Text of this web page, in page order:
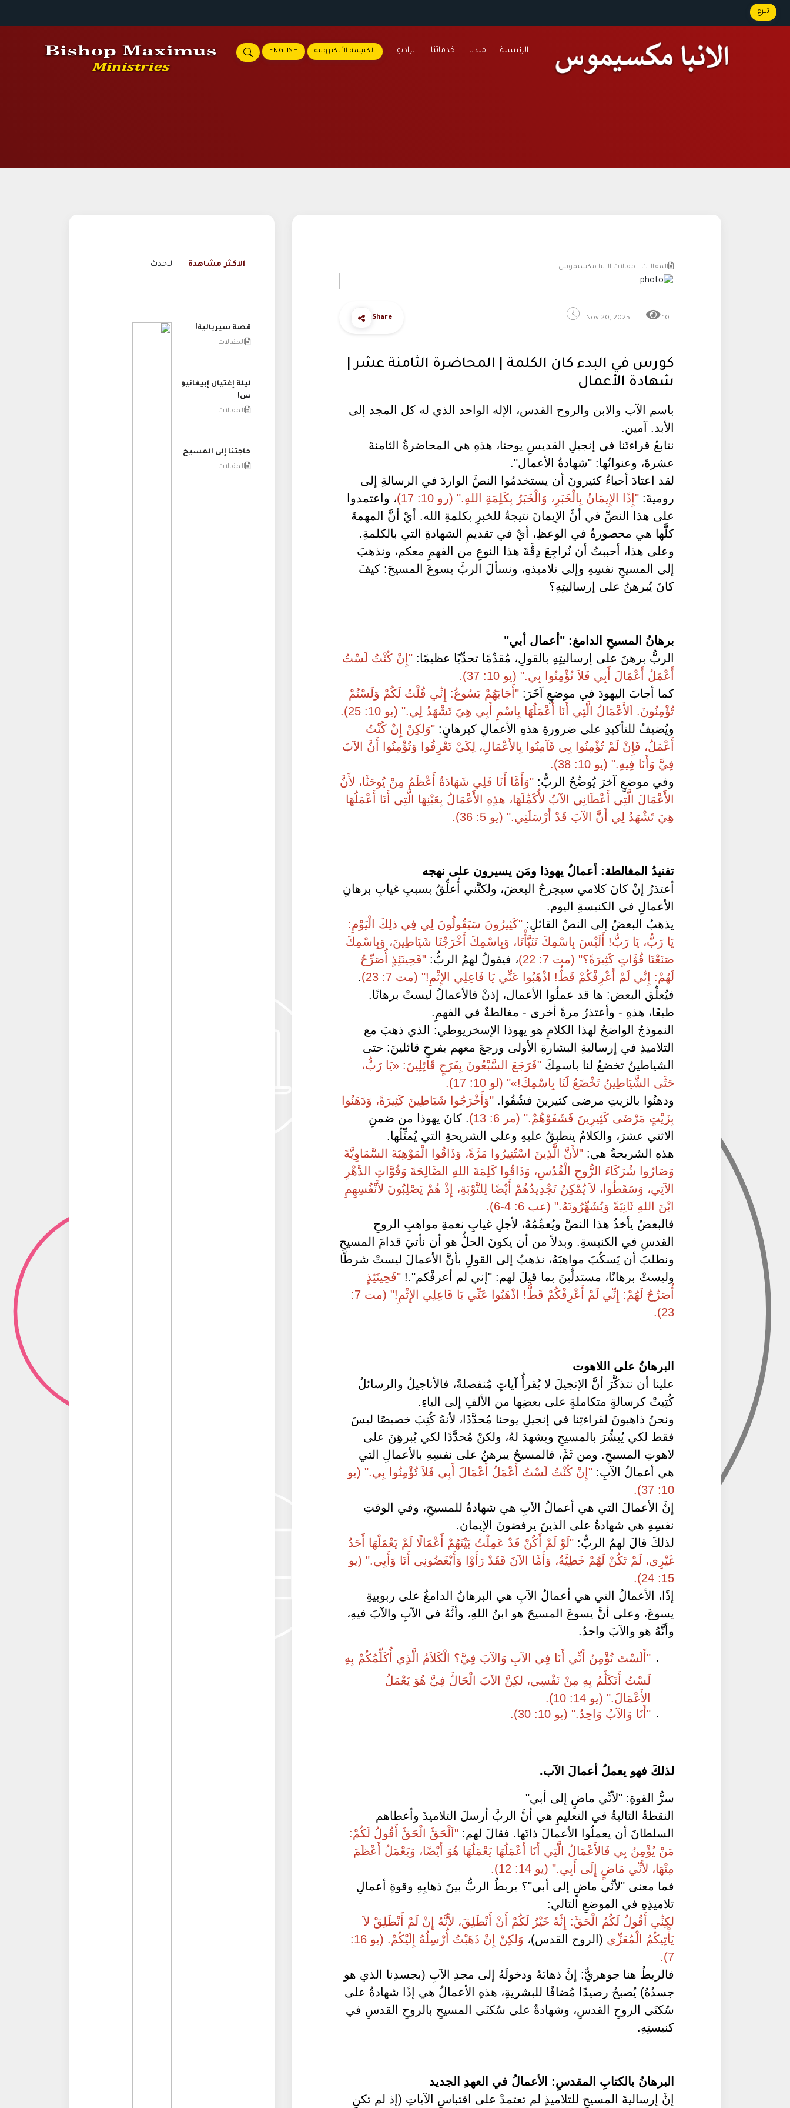
تبرع
ENGLISH الكنيسة الألكترونية الراديو خدماتنا ميديا الرئيسية
المقالات - مقالات الانبا مكسيموس -
Nov 20, 2025 10
Share
كورس في البدء كان الكلمة | المحاضرة الثامنة عشر |
شهادة الأعمال
باسم الآب والابن والروح القدس، الإله الواحد الذي له كل المجد إلى
الأبد. آمين.
نتابعُ قراءتَنا في إنجيلِ القديسِ يوحنا، هذهِ هي المحاضرةُ الثامنةَ
عشرةَ، وعنوانُها: "شهادةُ الأعمال".
لقد اعتادَ أحباءٌ كثيرونَ أن يستخدمُوا النصَّ الواردَ في الرسالةِ إلى
روميةَ: "إِذًا الإِيمَانُ بِالْخَبَرِ، وَالْخَبَرُ بِكَلِمَةِ اللهِ." (رو 10: 17)
، واعتمدوا
على هذا النصِّ في أنَّ الإيمانَ نتيجةٌ للخبرِ بكلمةِ الله. أيْ أنَّ المهمةَ
كلَّها هي محصورةٌ في الوعظِ، أيْ في تقديمِ الشهادةِ التي بالكلمةِ.
وعلى هذا، أحببتُ أن نُراجِعَ دِقَّةَ هذا النوعِ من الفهمِ معكم، ونذهبَ
إلى المسيحِ نفسِهِ وإلى تلاميذهِ، ونسألَ الربَّ يسوعَ المسيحَ: كيفَ
كانَ يُبرهنُ على إرساليتِهِ؟
برهانُ المسيحِ الدامغ: "أعمال أبي"
الربُّ برهنَ على إرساليتِهِ بالقولِ، مُقدِّمًا تحدِّيًا عظيمًا: "إِنْ كُنْتُ لَسْتُ
أَعْمَلُ أَعْمَالَ أَبِي فَلاَ تُؤْمِنُوا بِي." (يو 10: 37).
كما أجابَ اليهودَ في موضعٍ آخَرَ: "أَجَابَهُمْ يَسُوعُ: إِنِّي قُلْتُ لَكُمْ وَلَسْتُمْ
تُؤْمِنُونَ. اَلأَعْمَالُ الَّتِي أَنَا أَعْمَلُهَا بِاسْمِ أَبِي هِيَ تَشْهَدُ لِي." (يو 10: 25).
ويُضيفُ للتأكيدِ على ضرورةِ هذهِ الأعمالِ كبرهانٍ: "وَلكِنْ إِنْ كُنْتُ
أَعْمَلُ، فَإِنْ لَمْ تُؤْمِنُوا بِي فَآمِنُوا بِالأَعْمَالِ، لِكَيْ تَعْرِفُوا وَتُؤْمِنُوا أَنَّ الآبَ
فِيَّ وَأَنَا فِيهِ." (يو 10: 38).
وفي موضعٍ آخرَ يُوضِّحُ الربُّ: "وَأَمَّا أَنَا فَلِي شَهَادَةٌ أَعْظَمُ مِنْ يُوحَنَّا، لأَنَّ
الأَعْمَالَ الَّتِي أَعْطَانِي الآبُ لأُكَمِّلَهَا، هذِهِ الأَعْمَالُ بِعَيْنِهَا الَّتِي أَنَا أَعْمَلُهَا
هِيَ تَشْهَدُ لِي أَنَّ الآبَ قَدْ أَرْسَلَنِي." (يو 5: 36).
تفنيدُ المغالطة: أعمالُ يهوذا ومَن يسيرون على نهجه
أعتذرُ إنْ كانَ كلامي سيجرحُ البعضَ، ولكنَّني أُعلِّقُ بسببِ غيابِ برهانِ
الأعمالِ في الكنيسةِ اليوم.
يذهبُ البعضُ إلى النصِّ القائلِ: "كَثِيرُونَ سَيَقُولُونَ لِي فِي ذلِكَ الْيَوْمِ:
يَا رَبُّ، يَا رَبُّ! أَلَيْسَ بِاسْمِكَ تَنَبَّأْنَا، وَبِاسْمِكَ أَخْرَجْنَا شَيَاطِينَ، وَبِاسْمِكَ
صَنَعْنَا قُوَّاتٍ كَثِيرَةً؟" (مت 7: 22)
، فيقولُ لهمُ الربُّ: "فَحِينَئِذٍ أُصَرِّحُ
لَهُمْ: إِنِّي لَمْ أَعْرِفْكُمْ قَطُّ! اذْهَبُوا عَنِّي يَا فَاعِلِي الإِثْمِ!" (مت 7: 23)
.
فيُعلِّق البعض: ها قد عملُوا الأعمال، إذنْ فالأعمالُ ليستْ برهانًا.
طبعًا، هذهِ - وأعتذرُ مرةً أخرى - مغالطةٌ في الفهمِ.
النموذجُ الواضحُ لهذا الكلامِ هو يهوذا الإسخريوطي: الذي ذهبَ مع
التلاميذِ في إرساليةِ البشارةِ الأولى ورجعَ معهم بفرحٍ قائلينَ: حتى
الشياطينُ تخضعُ لنا باسمِكَ "فَرَجَعَ السَّبْعُونَ بِفَرَحٍ قَائِلِينَ: «يَا رَبُّ،
حَتَّى الشَّيَاطِينُ تَخْضَعُ لَنَا بِاسْمِكَ!»" (لو 10: 17).
ودهنُوا بالزيتِ مرضى كثيرينَ فشُفُوا. "وَأَخْرَجُوا شَيَاطِينَ كَثِيرَةً، وَدَهَنُوا
بِزَيْتٍ مَرْضَى كَثِيرِينَ فَشَفَوْهُمْ." (مر 6: 13)
. كانَ يهوذا من ضمنِ
الاثني عشرَ، والكلامُ ينطبقُ عليهِ وعلى الشريحةِ التي يُمثِّلُها.
هذهِ الشريحةُ هي: "لأَنَّ الَّذِينَ اسْتُنِيرُوا مَرَّةً، وَذَاقُوا الْمَوْهِبَةَ السَّمَاوِيَّةَ
وَصَارُوا شُرَكَاءَ الرُّوحِ الْقُدُسِ، وَذَاقُوا كَلِمَةَ اللهِ الصَّالِحَةَ وَقُوَّاتِ الدَّهْرِ
الآتِي، وَسَقَطُوا، لاَ يُمْكِنُ تَجْدِيدُهُمْ أَيْضًا لِلتَّوْبَةِ، إِذْ هُمْ يَصْلِبُونَ لأَنْفُسِهِمِ
ابْنَ اللهِ ثَانِيَةً وَيُشَهِّرُونَهُ." (عب 6: 4-6).
فالبعضُ يأخذُ هذا النصَّ ويُعمِّمُهُ، لأجلِ غيابِ نعمةِ مواهبِ الروحِ
القدسِ في الكنيسةِ. وبدلاً من أن يكونَ الحلُّ هو أن نأتيَ قدامَ المسيحِ
ونطلبَ أن يَسكُبَ مواهبَهُ، نذهبُ إلى القولِ بأنَّ الأعمالَ ليستْ شرطًا
وليستْ برهانًا، مستدلِّينَ بما قيلَ لهم: "إني لم أعرفْكم".! "فَحِينَئِذٍ
أُصَرِّحُ لَهُمْ: إِنِّي لَمْ أَعْرِفْكُمْ قَطُّ! اذْهَبُوا عَنِّي يَا فَاعِلِي الإِثْمِ!" (مت 7:
23).
البرهانُ على اللاهوت
علينا أن نتذكَّرَ أنَّ الإنجيلَ لا يُقرأُ آياتٍ مُنفصلةً، فالأناجيلُ والرسائلُ
كُتِبتْ كرسالةٍ متكاملةٍ على بعضِها من الألفِ إلى الياءِ.
ونحنُ ذاهبونَ لقراءتِنا في إنجيلِ يوحنا مُحدَّدًا، لأنهُ كُتِبَ خصيصًا ليسَ
فقط لكي يُبشِّرَ بالمسيحِ ويشهدَ لهُ، ولكنْ مُحدَّدًا لكي يُبرهِنَ على
لاهوتِ المسيحِ. ومن ثَمَّ، فالمسيحُ يبرهنُ على نفسِهِ بالأعمالِ التي
هي أعمالُ الآبِ: "إِنْ كُنْتُ لَسْتُ أَعْمَلُ أَعْمَالَ أَبِي فَلاَ تُؤْمِنُوا بِي." (يو
10: 37).
إنَّ الأعمالَ التي هي أعمالُ الآبِ هي شهادةٌ للمسيحِ، وفي الوقتِ
نفسِهِ هي شهادةٌ على الذينَ يرفضونَ الإيمان.
لذلكَ قالَ لهمُ الربُّ: "لَوْ لَمْ أَكُنْ قَدْ عَمِلْتُ بَيْنَهُمْ أَعْمَالًا لَمْ يَعْمَلْهَا أَحَدٌ
غَيْرِي، لَمْ تَكُنْ لَهُمْ خَطِيَّةٌ، وَأَمَّا الآنَ فَقَدْ رَأَوْا وَأَبْغَضُونِي أَنَا وَأَبِي." (يو
15: 24).
إذًا، الأعمالُ التي هي أعمالُ الآبِ هي البرهانُ الدامغُ على ربوبيةِ
يسوعَ، وعلى أنَّ يسوعَ المسيحَ هو ابنُ اللهِ، وأنَّهُ في الآبِ والآبَ فيهِ،
وأنَّهُ هو والآبَ واحدٌ.
"أَلَسْتَ تُؤْمِنُ أَنِّي أَنَا فِي الآبِ وَالآبَ فِيَّ؟ الْكَلاَمُ الَّذِي أُكَلِّمُكُمْ بِهِ
لَسْتُ أَتَكَلَّمُ بِهِ مِنْ نَفْسِي، لكِنَّ الآبَ الْحَالَّ فِيَّ هُوَ يَعْمَلُ
الأَعْمَالَ." (يو 14: 10).
"أَنَا وَالآبُ وَاحِدٌ." (يو 10: 30).
لذلكَ فهو يعملُ أعمالَ الآب.
سرُّ القوةِ: "لأنِّي ماضٍ إلى أبي"
النقطةُ التاليةُ في التعليمِ هي أنَّ الربَّ أرسلَ التلاميذَ وأعطاهم
السلطانَ أن يعملُوا الأعمالَ ذاتَها. فقالَ لهم: "اَلْحَقَّ الْحَقَّ أَقُولُ لَكُمْ:
مَنْ يُؤْمِنُ بِي فَالأَعْمَالُ الَّتِي أَنَا أَعْمَلُهَا يَعْمَلُهَا هُوَ أَيْضًا، وَيَعْمَلُ أَعْظَمَ
مِنْهَا، لأَنِّي مَاضٍ إِلَى أَبِي." (يو 14: 12).
فما معنى "لأنِّي ماضٍ إلى أبي"؟ يربطُ الربُّ بينَ ذهابِهِ وقوةِ أعمالِ
تلاميذِهِ في الموضعِ التالي:
لكِنِّي أَقُولُ لَكُمُ الْحَقَّ: إِنَّهُ خَيْرٌ لَكُمْ أَنْ أَنْطَلِقَ، لأَنَّهُ إِنْ لَمْ أَنْطَلِقْ لاَ
يَأْتِيكُمُ الْمُعَزِّي (الروح القدس)،
وَلكِنْ إِنْ ذَهَبْتُ أُرْسِلُهُ إِلَيْكُمْ. (يو 16:
7).
فالربطُ هنا جوهريٌّ: إنَّ ذهابَهُ ودخولَهُ إلى مجدِ الآبِ (بجسدِنا الذي هو
جسدُهُ) يُصبحُ رصيدًا مُضافًا للبشريةِ، هذهِ الأعمالُ هي إذًا شهادةٌ على
سُكنَى الروحِ القدسِ، وشهادةٌ على سُكنَى المسيحِ بالروحِ القدسِ في
كنيستِهِ.
البرهانُ بالكتابِ المقدسِ: الأعمالُ في العهدِ الجديد
إنَّ إرساليةَ المسيحِ للتلاميذِ لم تعتمدْ على اقتباسِ الآياتِ (إذ لم تكنِ
الاكثر مشاهدة الاحدث
قصة سيريالية!
المقالات
ليلة إغتيال إبيفانيو
س!
المقالات
حاجتنا إلى المسيح
المقالات